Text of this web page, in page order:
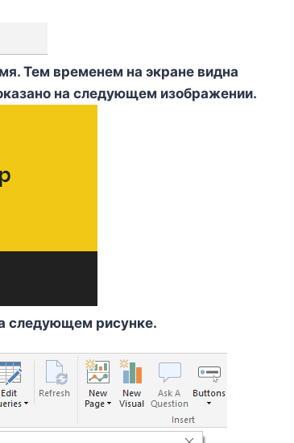
Тем временем на экране видна
на следующем изображении.
следующем рисунке.